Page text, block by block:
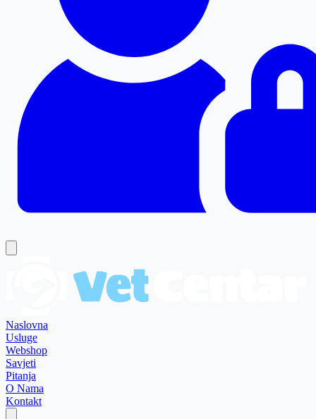
Naslovna
Usluge
Webshop
Savjeti
Pitanja
O Nama
Kontakt